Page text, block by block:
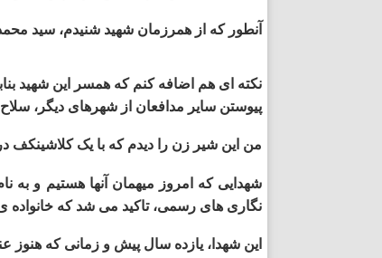
آنطور که از همرزمان شهید شنیدم، سید
نکته ­ای هم اضافه کنم که همسر این شهید
پیوستن سایر مدافعان از شهرهای دیگر،
من این شیر زن را دیدم که با یک کلاشینکف
شهدایی که امروز میهمان آنها هستیم و به
نگاری ­های رسمی، تاکید می ­شد که خانواده
این شهدا، یازده سال پیش و زمانی که هنوز